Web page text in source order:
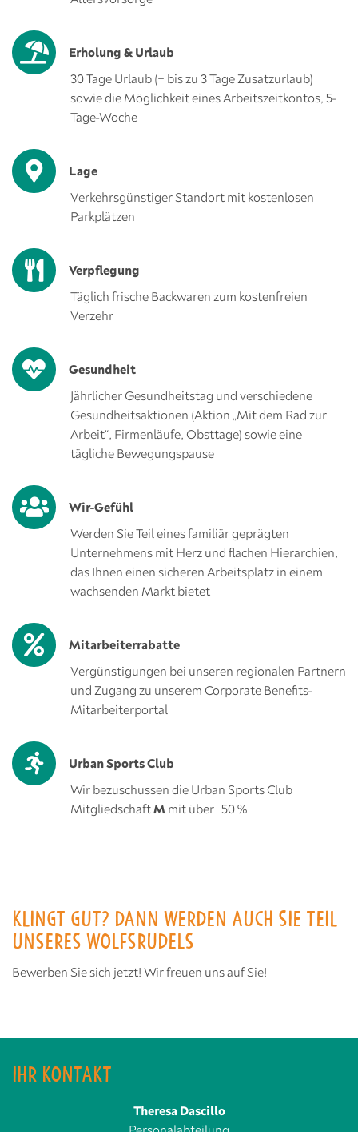
Erholung & Urlaub
30 Tage Urlaub (+ bis zu 3 Tage Zusatzurlaub)
sowie die Möglichkeit eines Arbeitszeitkontos, 5-
Tage-Woche
Lage
Verkehrsgünstiger Standort mit kostenlosen
Parkplätzen
Verpflegung
Täglich frische Backwaren zum kostenfreien
Verzehr
Gesundheit
Jährlicher Gesundheitstag und verschiedene
Gesundheitsaktionen (Aktion „Mit dem Rad zur
Arbeit“, Firmenläufe, Obsttage) sowie eine
tägliche Bewegungspause
Wir-Gefühl
Werden Sie Teil eines familiär geprägten
Unternehmens mit Herz und flachen Hierarchien,
das Ihnen einen sicheren Arbeitsplatz in einem
wachsenden Markt bietet
Mitarbeiterrabatte
Vergünstigungen bei unseren regionalen Partnern
und Zugang zu unserem Corporate Benefits-
Mitarbeiterportal
Urban Sports Club
Wir bezuschussen die Urban Sports Club
MitgliedschaftM mit über 50 %
KLINGT GUT? DANN WERDEN AUCH SIE TEIL
UNSERES WOLFSRUDELS
Bewerben Sie sich jetzt! Wir freuen uns auf Sie!
IHR KONTAKT
Theresa Dascillo